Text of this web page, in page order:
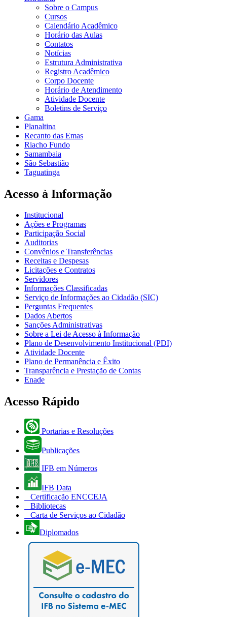
Sobre o Campus
Cursos
Calendário Acadêmico
Horário das Aulas
Contatos
Notícias
Estrutura Administrativa
Registro Acadêmico
Corpo Docente
Horário de Atendimento
Atividade Docente
Boletins de Serviço
Gama
Planaltina
Recanto das Emas
Riacho Fundo
Samambaia
São Sebastião
Taguatinga
Acesso à Informação
Institucional
Ações e Programas
Participação Social
Auditorias
Convênios e Transferências
Receitas e Despesas
Licitações e Contratos
Servidores
Informações Classificadas
Serviço de Informações ao Cidadão (SIC)
Perguntas Frequentes
Dados Abertos
Sanções Administrativas
Sobre a Lei de Acesso à Informação
Plano de Desenvolvimento Institucional (PDI)
Atividade Docente
Plano de Permanência e Êxito
Transparência e Prestação de Contas
Enade
Acesso Rápido
Portarias e Resoluções
Publicações
IFB em Números
IFB Data
Certificação ENCCEJA
Bibliotecas
Carta de Serviços ao Cidadão
Diplomados